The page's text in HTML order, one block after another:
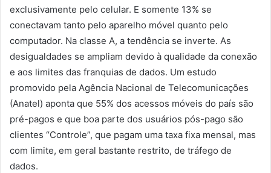
exclusivamente pelo celular. E somente 13% se
conectavam tanto pelo aparelho móvel quanto pelo
computador. Na classe A, a tendência se inverte. As
desigualdades se ampliam devido à qualidade da conexão
e aos limites das franquias de dados. Um estudo
promovido pela Agência Nacional de Telecomunicações
(Anatel) aponta que 55% dos acessos móveis do país são
pré-pagos e que boa parte dos usuários pós-pago são
clientes “Controle”, que pagam uma taxa fixa mensal, mas
com limite, em geral bastante restrito, de tráfego de
dados.